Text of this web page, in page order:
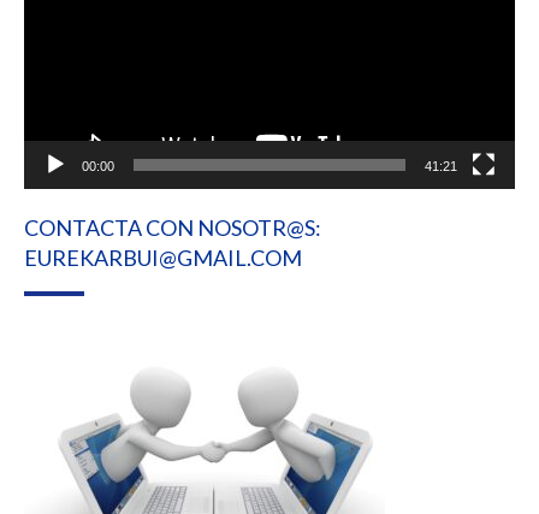
00:00 41:21
CONTACTA CON NOSOTR@S:
EUREKARBUI@GMAIL.COM